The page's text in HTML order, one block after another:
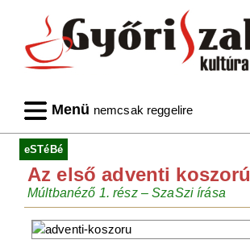
Menü nemcsak reggelire
eSTéBé
Az első adventi koszorú
Múltbanéző 1. rész – SzaSzi írása